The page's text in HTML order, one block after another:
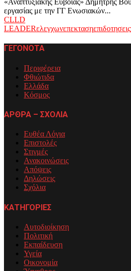
«Αναπτυξιακής Εύβοιας» Δημήτρης
εργασίας με την ΓΓ Ενωσιακών...
CLLD
LEADERελεγχωνεπεκτασηεπιδοτησεις
ΓΕΓΟΝΟΤΑ
Περιφέρεια
Φθιώτιδα
Ελλάδα
Κόσμος
ΑΡΘΡΑ – ΣΧΟΛΙΑ
Ευθέα Λόγια
Επιστολές
Στιγμές
Ανακοινώσεις
Απόψεις
Δηλώσεις
Σχόλια
ΚΑΤΗΓΟΡΙΕΣ
Αυτοδιοίκηση
Πολιτική
Εκπαίδευση
Υγεία
Οικονομία